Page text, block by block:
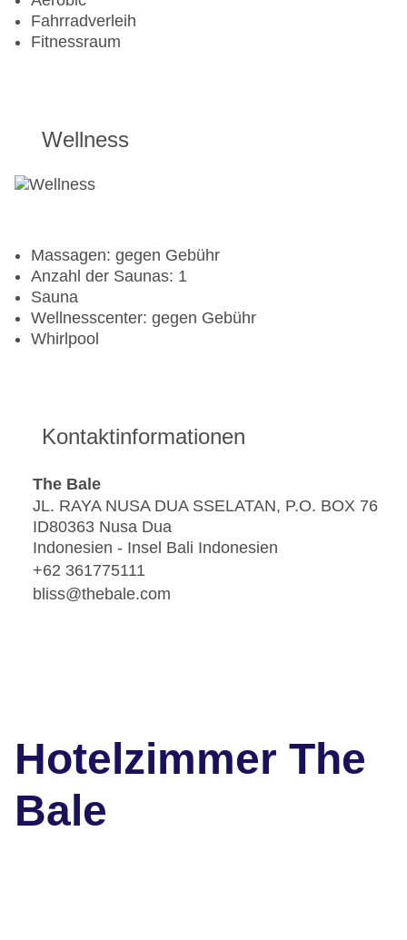
Fahrradverleih
Fitnessraum
Wellness
Massagen: gegen Gebühr
Anzahl der Saunas: 1
Sauna
Wellnesscenter: gegen Gebühr
Whirlpool
Kontaktinformationen
The Bale
JL. RAYA NUSA DUA SSELATAN, P.O. BOX 76
ID80363 Nusa Dua
Indonesien - Insel Bali Indonesien
+62 361775111
bliss@thebale.com
Hotelzimmer The
Bale